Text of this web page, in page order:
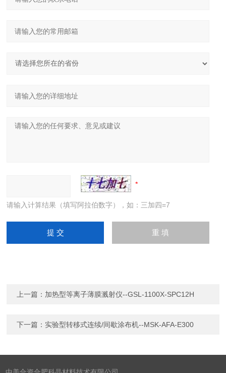
请输入计算结果（填写阿拉伯数字），如：三加四=7
上一篇： 加热型等离子薄膜溅射仪--GSL-1100X-SPC12H
下一篇： 实验型转移式连续/间歇涂布机--MSK-AFA-E300